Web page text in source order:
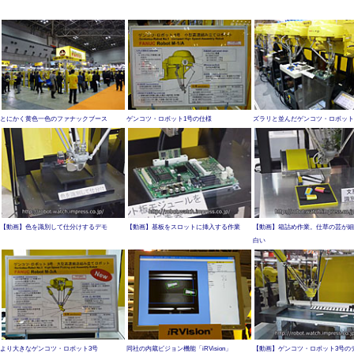
とにかく黄色一色のファナックブース ゲンコツ・ロボット1号の仕様 ズラリと並んだゲンコツ・ロボッ
【動画】色を識別して仕分けするデモ 【動画】基板をスロットに挿入する作業
【動画】箱詰め作業。仕草の芸が
白い
より大きなゲンコツ・ロボット3号 同社の内蔵ビジョン機能「iRVision」 【動画】ゲンコツ・ロボット3号の